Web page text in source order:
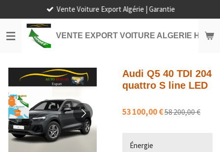
au
contenu
principal
VENTE EXPORT VOITURE ALGERIE HORS
Vente Voiture Export Algérie | Garantie
Audi Q5 40 TDI 204
quattro S line LED
53 100,00 €58 200,00 €
Énergie